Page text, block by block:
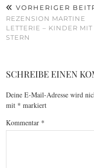
VORHERIGER
REZENSION MARTINE
LETTERIE – KINDER MIT
STERN
SCHREIBE EINEN
Deine E-Mail-Adresse wird
mit * markiert
Kommentar *